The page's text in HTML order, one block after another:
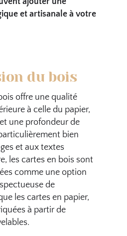
et artisanale à votre
du bois
offre une qualité
à celle du papier,
une profondeur de
bien
et aux textes
les cartes en bois sont
comme une option
de
les cartes en papier,
à partir de